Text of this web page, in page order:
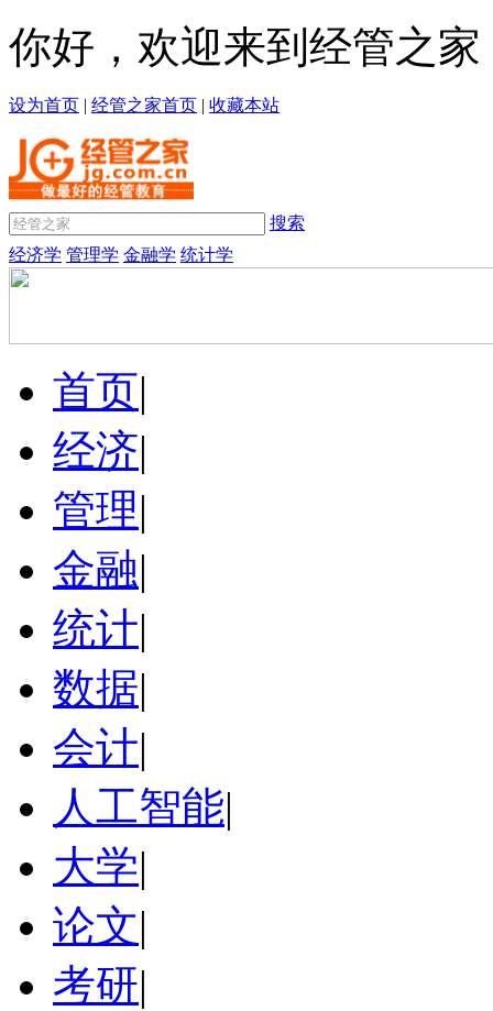
你好，欢迎来到经管之家
设为首页 | 经管之家首页 | 收藏本站
搜索
经济学 管理学 金融学 统计学
首页|
经济|
管理|
金融|
统计|
数据|
会计|
人工智能|
大学|
论文|
考研|